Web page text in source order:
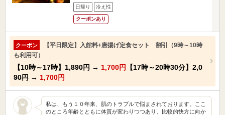
日帰り 冷え性
クーポンあり
クーポン
【平日限定】入館料+唐揚げ定食セット 割引（9時～10時
も利用可）
【10時～17時】 1,890円 → 1,700円 【17時～20時30分】 2,0
90円 → 1,700円
私は、もう１０年来、肌のトラブルで悩まされております。ここ
のところ年齢とともに体質が変わりつつあり、比較的快方に向か